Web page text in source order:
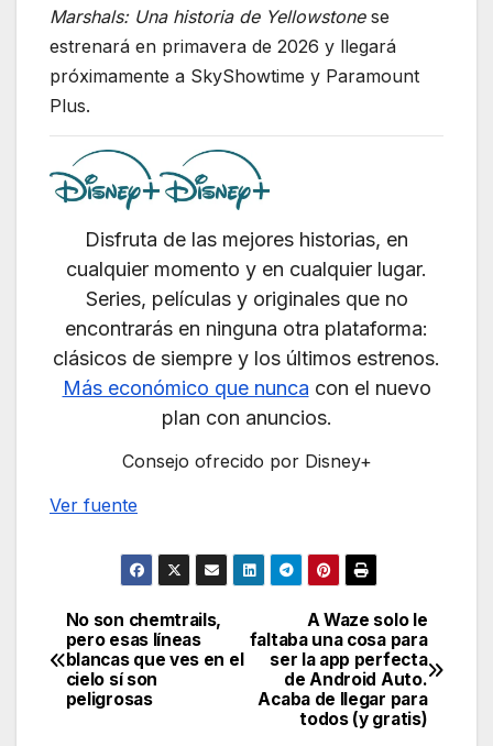
Marshals: Una historia de Yellowstonese
estrenará en primavera de 2026 y llegará
próximamente a SkyShowtime y Paramount
Plus.
Disfruta de las mejores historias, en
cualquier momento y en cualquier lugar.
Series, películas y originales que no
encontrarás en ninguna otra plataforma:
clásicos de siempre y los últimos estrenos.
Más económico que nunca con el nuevo
plan con anuncios.
Consejo ofrecido por Disney+
Ver fuente
Navegación
de
entradas
A Waze solo le
faltaba una cosa para
ser la app perfecta
de Android Auto.
Acaba de llegar para
todos (y gratis)
No son chemtrails,
pero esas líneas
blancas que ves en el
cielo sí son
peligrosas